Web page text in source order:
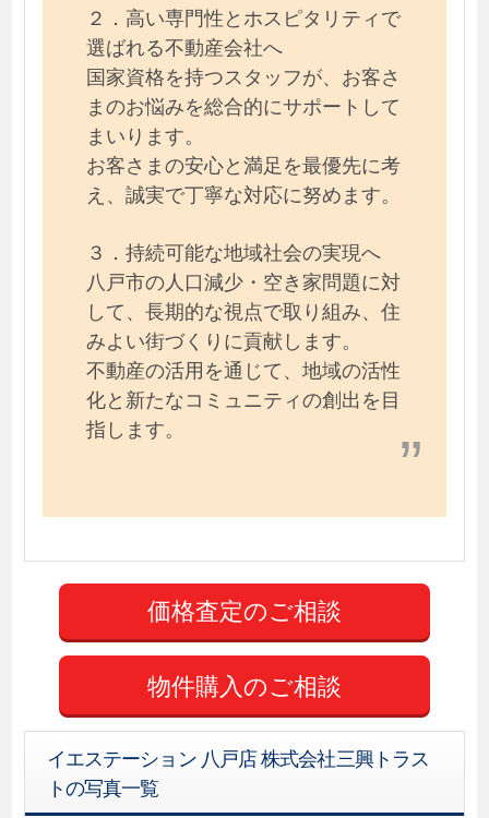
２．高い専門性とホスピタリティで
選ばれる不動産会社へ
国家資格を持つスタッフが、お客さ
まのお悩みを総合的にサポートして
まいります。
お客さまの安心と満足を最優先に考
え、誠実で丁寧な対応に努めます。
３．持続可能な地域社会の実現へ
八戸市の人口減少・空き家問題に対
して、長期的な視点で取り組み、住
みよい街づくりに貢献します。
不動産の活用を通じて、地域の活性
化と新たなコミュニティの創出を目
指します。
物件購入のご相談
イエステーション 八戸店 株式会社三興トラス
トの写真一覧